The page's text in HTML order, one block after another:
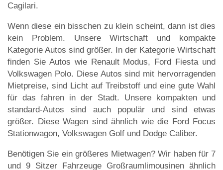
Cagilari.
Wenn diese ein bisschen zu klein scheint, dann ist dies
kein Problem. Unsere Wirtschaft und kompakte
Kategorie Autos sind größer. In der Kategorie Wirtschaft
finden Sie Autos wie Renault Modus, Ford Fiesta und
Volkswagen Polo. Diese Autos sind mit hervorragenden
Mietpreise, sind Licht auf Treibstoff und eine gute Wahl
für das fahren in der Stadt. Unsere kompakten und
standard-Autos sind auch populär und sind etwas
größer. Diese Wagen sind ähnlich wie die Ford Focus
Stationwagon, Volkswagen Golf und Dodge Caliber.
Benötigen Sie ein größeres Mietwagen? Wir haben für 7
und 9 Sitzer Fahrzeuge Großraumlimousinen ähnlich